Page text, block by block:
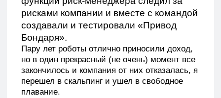
свободного плавания и благодаря трейдингу
пожил почти во всех странах Европы,
Вьетнаме, Таиланде, Турции, городах России
и странах СНГ.
В 2020 решил опять двигаться с проп
компанией, так как сейчас время
команд и одному уже очень сложно
развиваться в этой сфере.
И после долгого изучения всех проп
компаний и общений с ними, выбрал Prop